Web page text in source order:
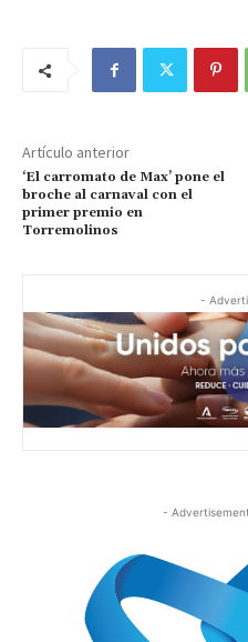
Artículo anterior
‘El carromato de Max’ pone el
broche al carnaval con el
primer premio en
Torremolinos
-
-